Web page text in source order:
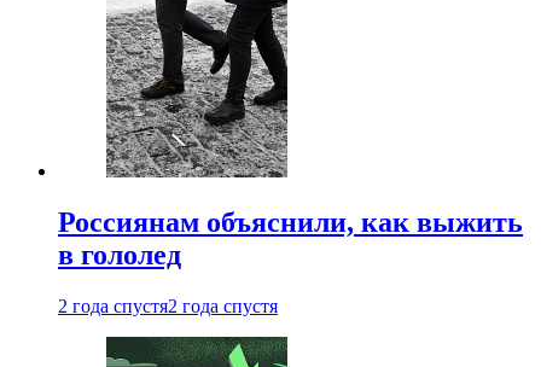
Россиянам объяснили, как выжить
в гололед
2 года спустя2 года спустя